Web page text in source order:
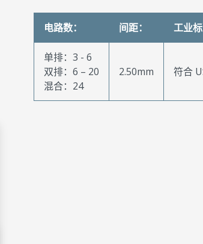
电路数： 间距： 工业标
单排：3 - 6
双排：6 – 20
混合：24
2.50mm 符合